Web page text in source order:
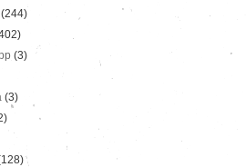
(3)
(3)